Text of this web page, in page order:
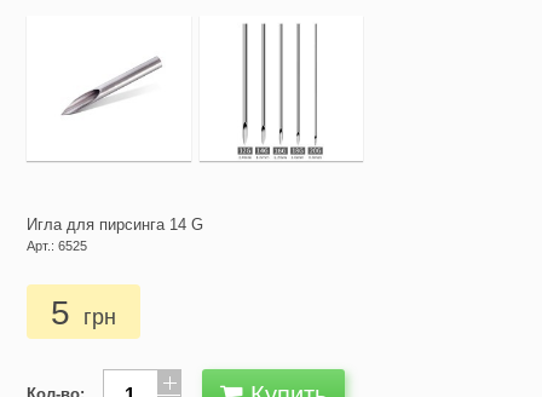
Игла для пирсинга 14 G
Арт.: 6525
5 грн